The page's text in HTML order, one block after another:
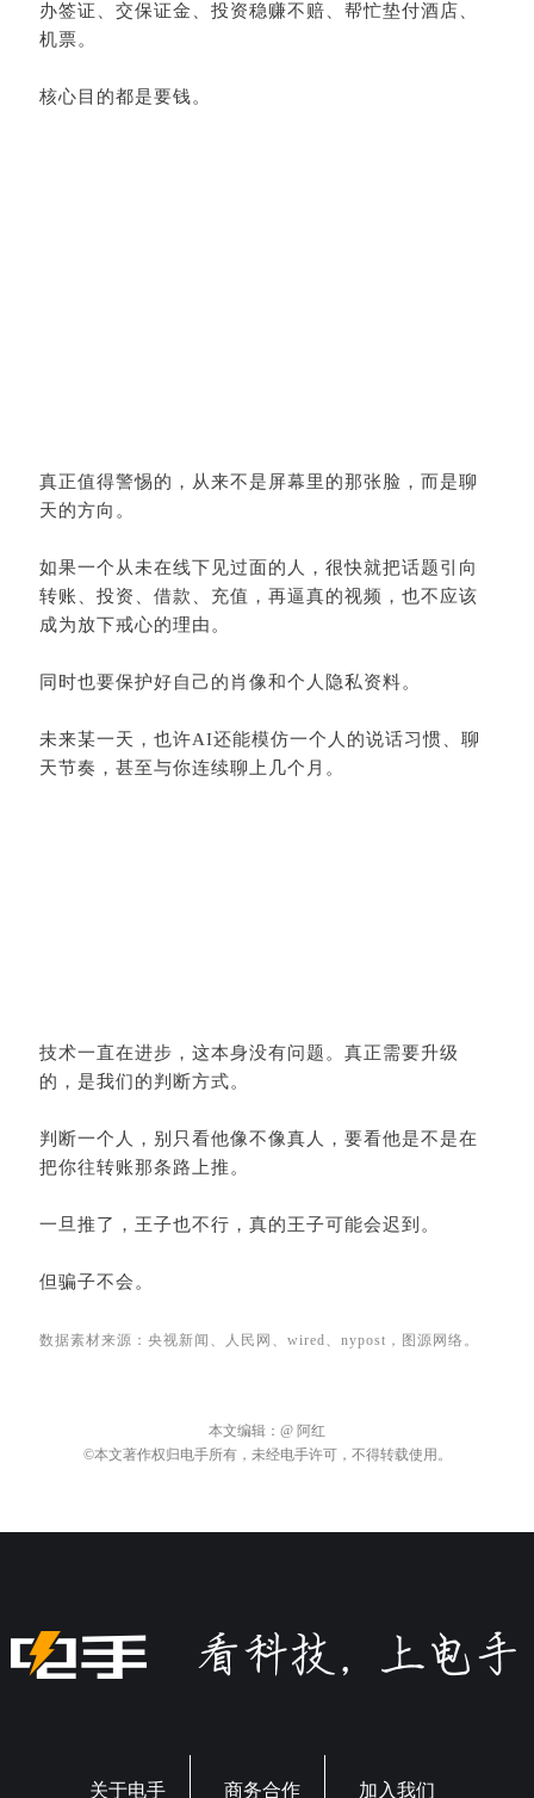
办签证、交保证金、投资稳赚不赔、帮忙垫付酒店、
机票。
核心目的都是要钱。
真正值得警惕的，从来不是屏幕里的那张脸，而是聊
天的方向。
如果一个从未在线下见过面的人，很快就把话题引向
转账、投资、借款、充值，再逼真的视频，也不应该
成为放下戒心的理由。
同时也要保护好自己的肖像和个人隐私资料。
未来某一天，也许AI还能模仿一个人的说话习惯、聊
天节奏，甚至与你连续聊上几个月。
技术一直在进步，这本身没有问题。真正需要升级
的，是我们的判断方式。
判断一个人，别只看他像不像真人，要看他是不是在
把你往转账那条路上推。
一旦推了，王子也不行，真的王子可能会迟到。
但骗子不会。
数据素材来源：央视新闻、人民网、 wired、 nypost，图源网络 。
本文编辑： @ 阿红
©本文著作权归电手所有，未经电手许可，不得转载使用。
关于电手 商务合作 加入我们